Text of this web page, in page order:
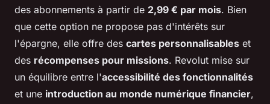
des abonnements à partir de 2,99 € par mois. Bien
que cette option ne propose pas d'intérêts sur
l'épargne, elle offre des cartes personnalisables et
des récompenses pour missions. Revolut mise sur
un équilibre entre l'accessibilité des fonctionnalités
et une introduction au monde numérique financier,